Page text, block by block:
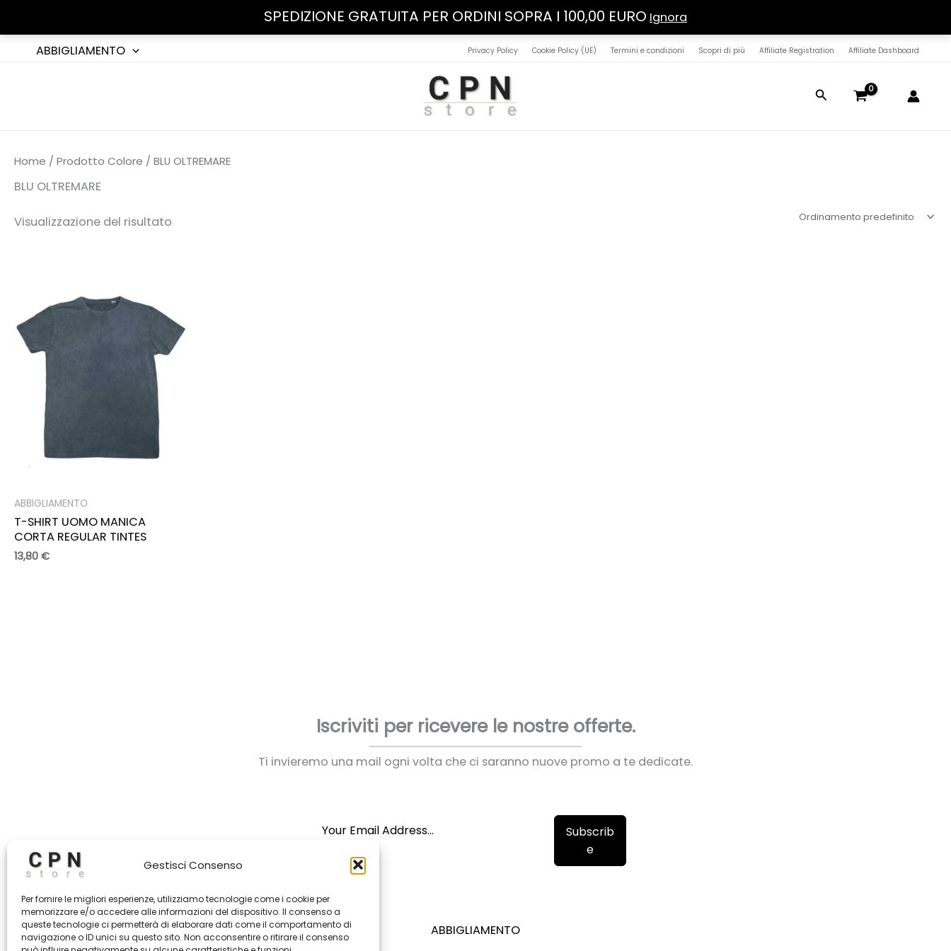
Gestisci Consenso
Per fornire le migliori esperienze, utilizziamo tecnologie come i cookie per
memorizzare e/o accedere alle informazioni del dispositivo. Il consenso a
queste tecnologie ci permetterà di elaborare dati come il comportamento di
navigazione o ID unici su questo sito. Non acconsentire o ritirare il consenso
SPEDIZIONE GRATUITA PER ORDINI SOPRA I 100,00 EURO Ignora
ABBIGLIAMENTO Privacy Policy Cookie Policy (UE) Termini e condizioni Scopri di più Affiliate Registration Affiliate Dashboard
Cerca
Home / Prodotto Colore / BLU OLTREMARE
BLU OLTREMARE
Visualizzazione del risultato
ABBIGLIAMENTO
T-SHIRT UOMO MANICA
CORTA REGULAR TINTES
13,80 €
Iscriviti per ricevere le nostre offerte.
Ti invieremo una mail ogni volta che ci saranno nuove promo a te dedicate.
Subscrib
e
ABBIGLIAMENTO